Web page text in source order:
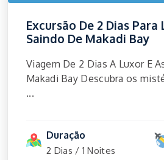
Excursão De 2 Dias Para
Saindo De Makadi Bay
Viagem De 2 Dias A Luxor E
Makadi Bay Descubra os
...
Duração
2 Dias / 1 Noites